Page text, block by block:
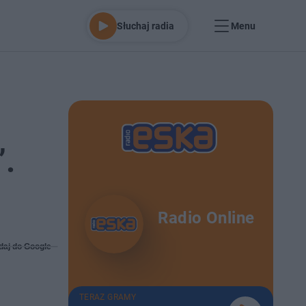
Słuchaj radia Menu
do Google
Radio Online
TERAZ GRAMY